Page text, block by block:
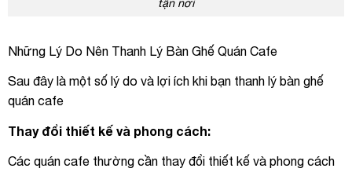
tận nơi
Những Lý Do Nên Thanh Lý Bàn Ghế Quán Cafe
Sau đây là một số lý do và lợi ích khi bạn thanh lý bàn ghế
quán cafe
Thay đổi thiết kế và phong cách:
Các quán cafe thường cần thay đổi thiết kế và phong cách